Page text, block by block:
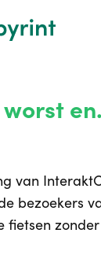
van
bezoekers
fietsen